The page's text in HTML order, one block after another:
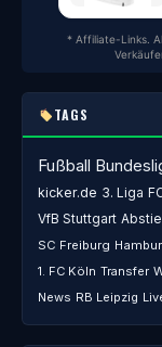
* Affiliate-Links.
TAGS
Fußball
kicker.de 3. Liga
VfB Stuttgart
SC Freiburg
1. FC Köln Transfer
News RB Leipzig